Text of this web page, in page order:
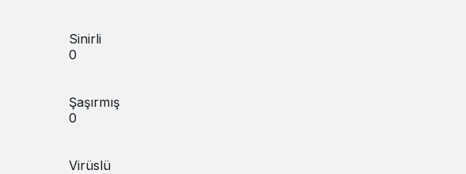
Sinirli
0
Şaşırmış
0
Virüslü